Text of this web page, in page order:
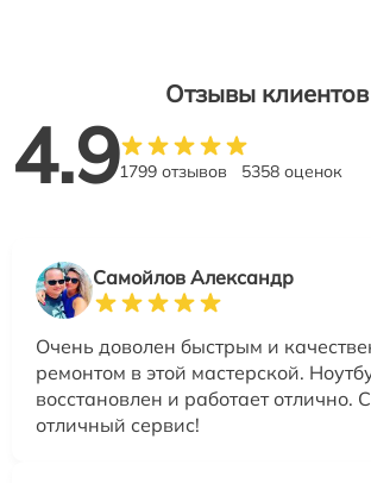
Отзывы клиентов
4.91799 отзывов 5358 оценок
Самойлов Александр
Очень доволен быстрым и
ремонтом в этой мастерской.
восстановлен и работает отлично.
отличный сервис!